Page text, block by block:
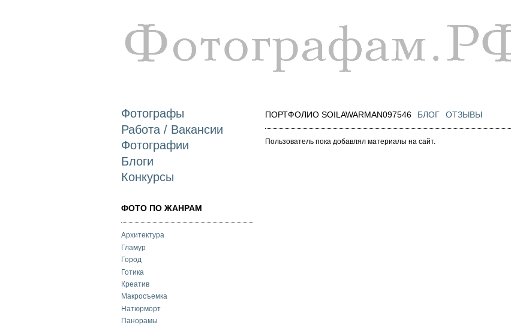
Фотографы
Работа / Вакансии
Фотографии
Блоги
Конкурсы
ФОТО ПО ЖАНРАМ
Архитектура
Гламур
Город
Готика
Креатив
Макросъемка
Натюрморт
Панорамы
ПОРТФОЛИО SOILAWARMAN097546 БЛОГ ОТЗЫВЫ
Пользователь пока добавлял материалы на сайт.